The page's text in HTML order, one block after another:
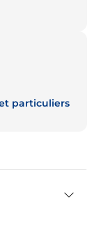
particuliers